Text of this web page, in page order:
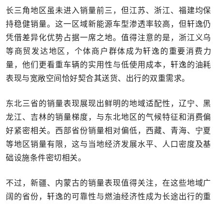
长三角地区虽未进入销量前三，但江苏、浙江、福建均保
持稳健销量。这一区域新能源车型渗透率较高，但轩逸仍
凭借差异化优势占据一席之地。值得注意的是，浙江义乌
等商贸发达地区，个体商户群体成为轩逸的重要消费力
量，他们更看重车辆的实用性与低使用成本，轩逸的油耗
表现与宽敞空间恰好契合其送货、出行的双重需求。
东北三省的销量表现展现出鲜明的地域适配性，辽宁、黑
龙江、吉林的销量梯度，与东北地区的气候特征和消费偏
好紧密相关。西部省份销量相对偏低，西藏、青海、宁夏
等地区销量有限，这与当地经济发展水平、人口密度及基
础设施条件密切相关。
不过，新疆、内蒙古的销量表现值得关注，在这些地域广
阔的省份，轩逸的可靠性与燃油经济性成为长途出行的重